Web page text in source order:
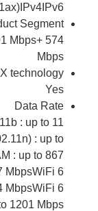
Segment
Mbps+ 574
Mbps
technology
Yes
Data Rate
: up to 11
: up to
: up to 867
MbpsWiFi 6
MbpsWiFi 6
1201 Mbps